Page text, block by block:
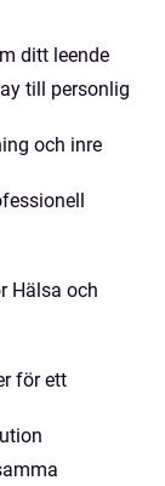
ditt leende
till personlig
och inre
Hälsa och
för ett